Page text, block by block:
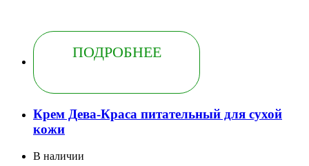
ПОДРОБНЕЕ
Крем Дева-Краса питательный для сухой
кожи
В наличии